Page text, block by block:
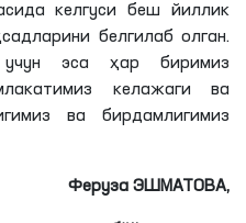
келгуси беш йиллик
белгилаб олган.
эса ҳар биримиз
келажаги ва
ва бирдамлигимиз
Феруза ЭШМАТОВА,